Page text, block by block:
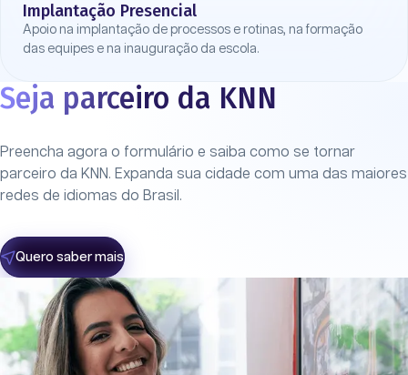
Implantação Presencial
Apoio na implantação de processos e rotinas, na formação
das equipes e na inauguração da escola.
Seja parceiro da KNN
Preencha agora o formulário e saiba como se tornar
parceiro da KNN. Expanda sua cidade com uma das maiores
redes de idiomas do Brasil.
Quero saber mais